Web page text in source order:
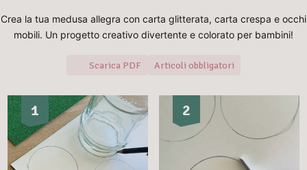
Crea la tua medusa allegra con carta glitterata, carta crespa e occhi
mobili. Un progetto creativo divertente e colorato per bambini!
Scarica PDF Articoli obbligatori
1 2